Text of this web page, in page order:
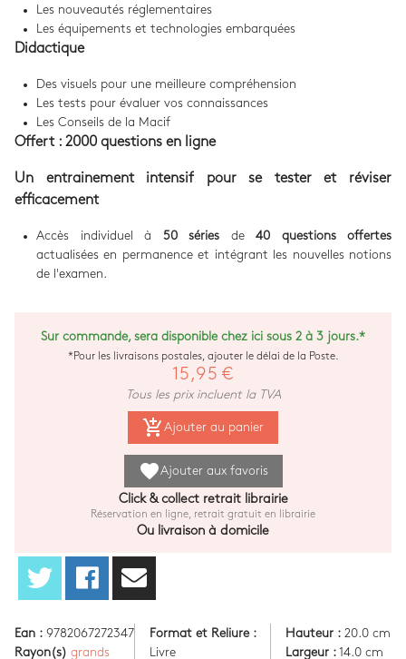
Les nouveautés réglementaires
Les équipements et technologies embarquées
Didactique
Des visuels pour une meilleure compréhension
Les tests pour évaluer vos connaissances
Les Conseils de la Macif
Offert : 2000 questions en ligne
Un entrainement intensif pour se tester et réviser
efficacement
Accès individuel à 50 séries de 40 questions offertes
actualisées en permanence et intégrant les nouvelles notions
de l'examen.
Sur commande, sera disponible chez ici sous 2 à 3 jours.*
*Pour les livraisons postales, ajouter le délai de la Poste.
15,95 €
Tous les prix incluent la TVA
add_shopping_cart Ajouter au panier
favoriteAjouter aux favoris
Click & collect retrait librairie
Réservation en ligne, retrait gratuit en librairie
Ou livraison à domicile
Ean : 9782067272347
Rayon(s) grands
Format et Reliure :
Livre
Hauteur :20.0 cm
Largeur :14.0 cm